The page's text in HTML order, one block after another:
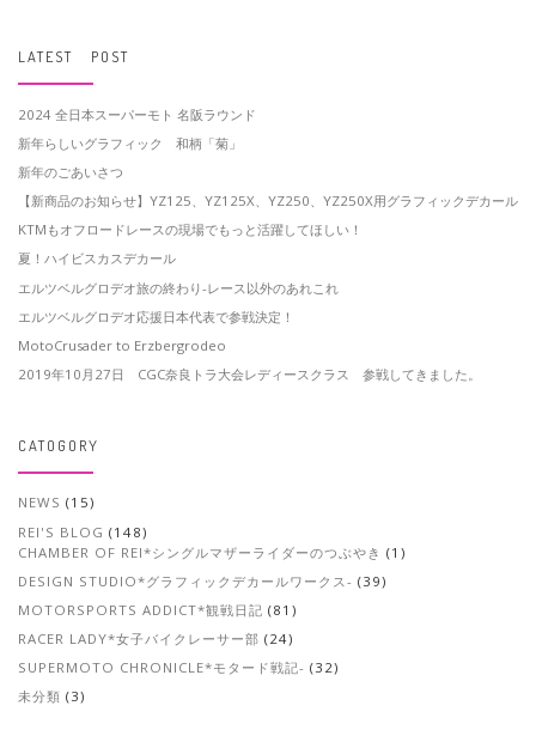
LATEST POST
2024 全日本スーパーモト 名阪ラウンド
新年らしいグラフィック 和柄「菊」
新年のごあいさつ
【新商品のお知らせ】YZ125、YZ125X、YZ250、YZ250X用グラフィックデカール
KTMもオフロードレースの現場でもっと活躍してほしい！
夏！ハイビスカスデカール
エルツベルグロデオ旅の終わり-レース以外のあれこれ
エルツベルグロデオ応援日本代表で参戦決定！
MotoCrusader to Erzbergrodeo
2019年10月27日 CGC奈良トラ大会レディースクラス 参戦してきました。
CATOGORY
NEWS (15)
REI'S BLOG (148)
CHAMBER OF REI*シングルマザーライダーのつぶやき (1)
DESIGN STUDIO*グラフィックデカールワークス- (39)
MOTORSPORTS ADDICT*観戦日記 (81)
RACER LADY*女子バイクレーサー部 (24)
SUPERMOTO CHRONICLE*モタード戦記- (32)
未分類 (3)